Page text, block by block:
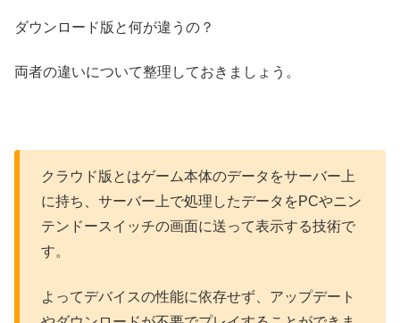
ダウンロード版と何が違うの？
両者の違いについて整理しておきましょう。
クラウド版とはゲーム本体のデータをサーバー上
に持ち、サーバー上で処理したデータをPCやニン
テンドースイッチの画面に送って表示する技術で
す。
よってデバイスの性能に依存せず、アップデート